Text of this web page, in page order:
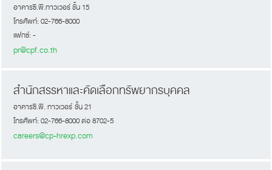
อาคารซี.พี.ทาวเวอร์ ชั้น 15
โทรศัพท์: 02-766-8000
แฟกซ์: -
pr@cpf.co.th
สำนักสรรหาและคัดเลือกทรัพยากรบุคคล
อาคารซี.พี. ทาวเวอร์ ชั้น 21
โทรศัพท์: 02-766-8000 ต่อ 8702-5
careers@cp-hrexp.com